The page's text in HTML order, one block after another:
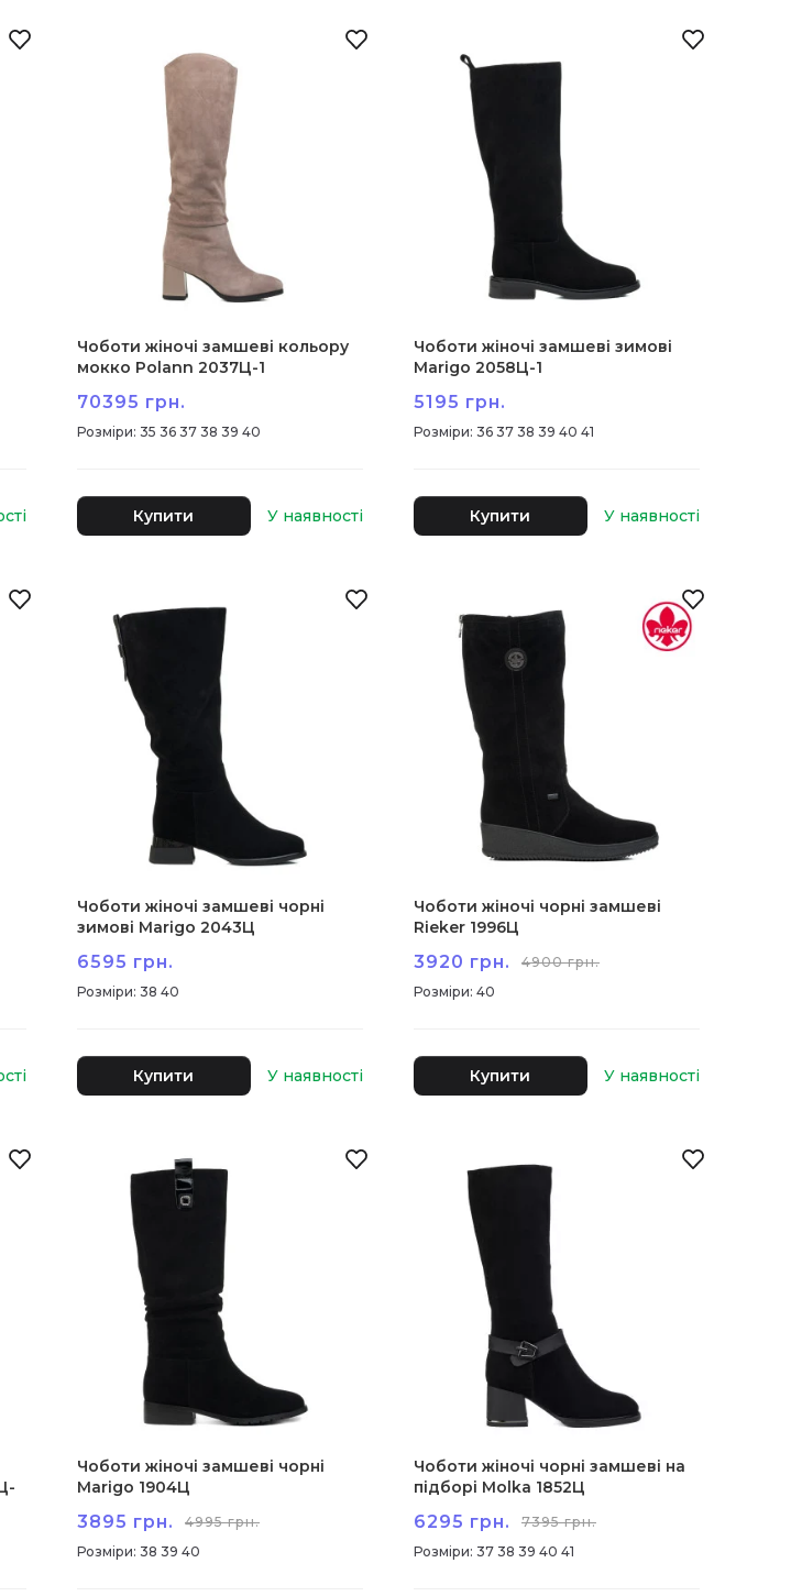
Чоботи жіночі замшеві кольору
мокко Polann 2037Ц-1
70395 грн.
: 35 36 37 38 39 40
Купити
Чоботи жіночі замшеві зимові
Marigo 2058Ц-1
5195 грн.
: 36 37 38 39 40 41
Купити
Чоботи жіночі замшеві чорні
зимові Marigo 2043Ц
6595 грн.
: 38 40
Купити
Чоботи жіночі чорні замшеві
Rieker 1996Ц
3920 грн.
4900 грн.
: 40
Купити
Чоботи жіночі замшеві чорні
Marigo 1904Ц
3895 грн.
4995 грн.
: 38 39 40
Чоботи жіночі чорні замшеві на
підборі Molka 1852Ц
6295 грн.
7395 грн.
: 37 38 39 40 41